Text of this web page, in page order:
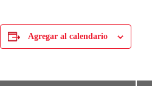
Agregar al calendario